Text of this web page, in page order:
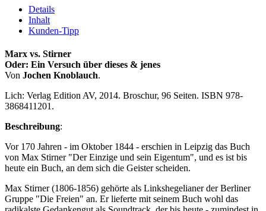
Details
Inhalt
Kunden-Tipp
Marx vs. Stirner
Oder: Ein Versuch über dieses & jenes
Von Jochen Knoblauch.
Lich: Verlag Edition AV, 2014. Broschur, 96 Seiten. ISBN 978‐
3868411201.
Beschreibung:
Vor 170 Jahren - im Oktober 1844 - erschien in Leipzig das Buch
von Max Stirner "Der Einzige und sein Eigentum", und es ist bis
heute ein Buch, an dem sich die Geister scheiden.
Max Stirner (1806-1856) gehörte als Linkshegelianer der Berliner
Gruppe "Die Freien" an. Er lieferte mit seinem Buch wohl das